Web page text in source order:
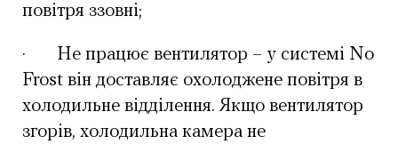
повітря ззовні;
·
Не працює вентилятор – у системі No
Frost він доставляє охолоджене повітря в
холодильне відділення. Якщо вентилятор
згорів, холодильна камера не